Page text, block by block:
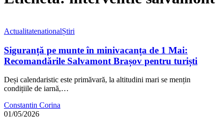
ActualitatenationalȘtiri
Siguranță pe munte în minivacanța de 1 Mai:
Recomandările Salvamont Brașov pentru turiști
Deși calendaristic este primăvară, la altitudini mari se mențin
condițiile de iarnă,…
Constantin Corina
01/05/2026